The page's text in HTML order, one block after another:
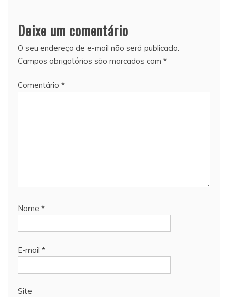
Deixe um comentário
O seu endereço de e-mail não será publicado.
Campos obrigatórios são marcados com *
Comentário *
Nome *
E-mail *
Site